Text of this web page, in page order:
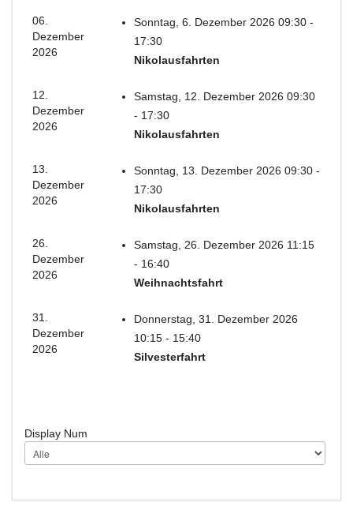
06.
Dezember
2026
Sonntag, 6. Dezember 2026 09:30 -
17:30
Nikolausfahrten
12.
Dezember
2026
Samstag, 12. Dezember 2026 09:30
- 17:30
Nikolausfahrten
13.
Dezember
2026
Sonntag, 13. Dezember 2026 09:30 -
17:30
Nikolausfahrten
26.
Dezember
2026
Samstag, 26. Dezember 2026 11:15
- 16:40
Weihnachtsfahrt
31.
Dezember
2026
Donnerstag, 31. Dezember 2026
10:15 - 15:40
Silvesterfahrt
Display Num